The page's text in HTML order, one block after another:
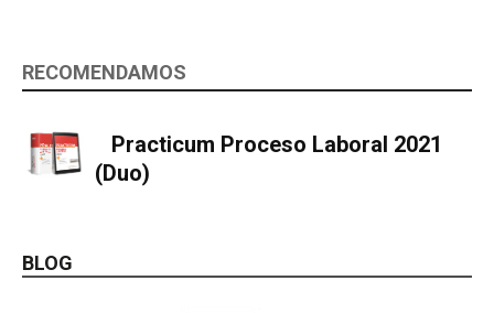
RECOMENDAMOS
Practicum Proceso Laboral 2021
(Duo)
BLOG